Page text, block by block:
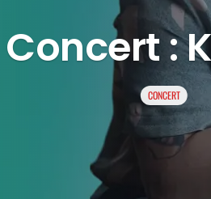
Concert :
CONCERT